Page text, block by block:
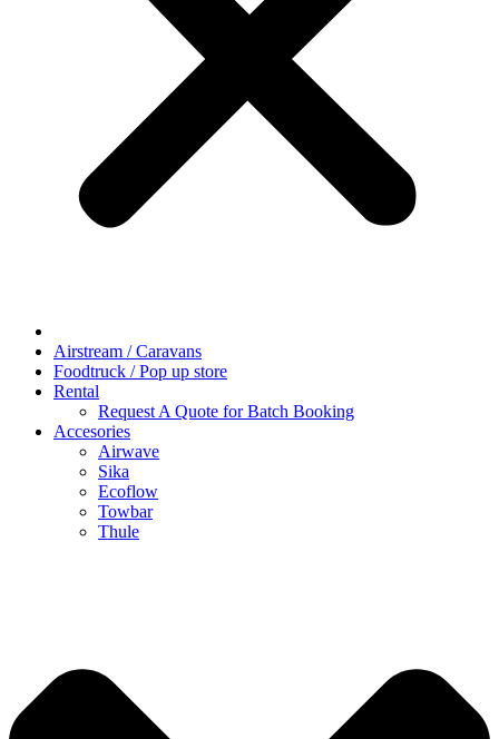
Airstream / Caravans
Foodtruck / Pop up store
Rental
Request A Quote for Batch Booking
Accesories
Airwave
Sika
Ecoflow
Towbar
Thule